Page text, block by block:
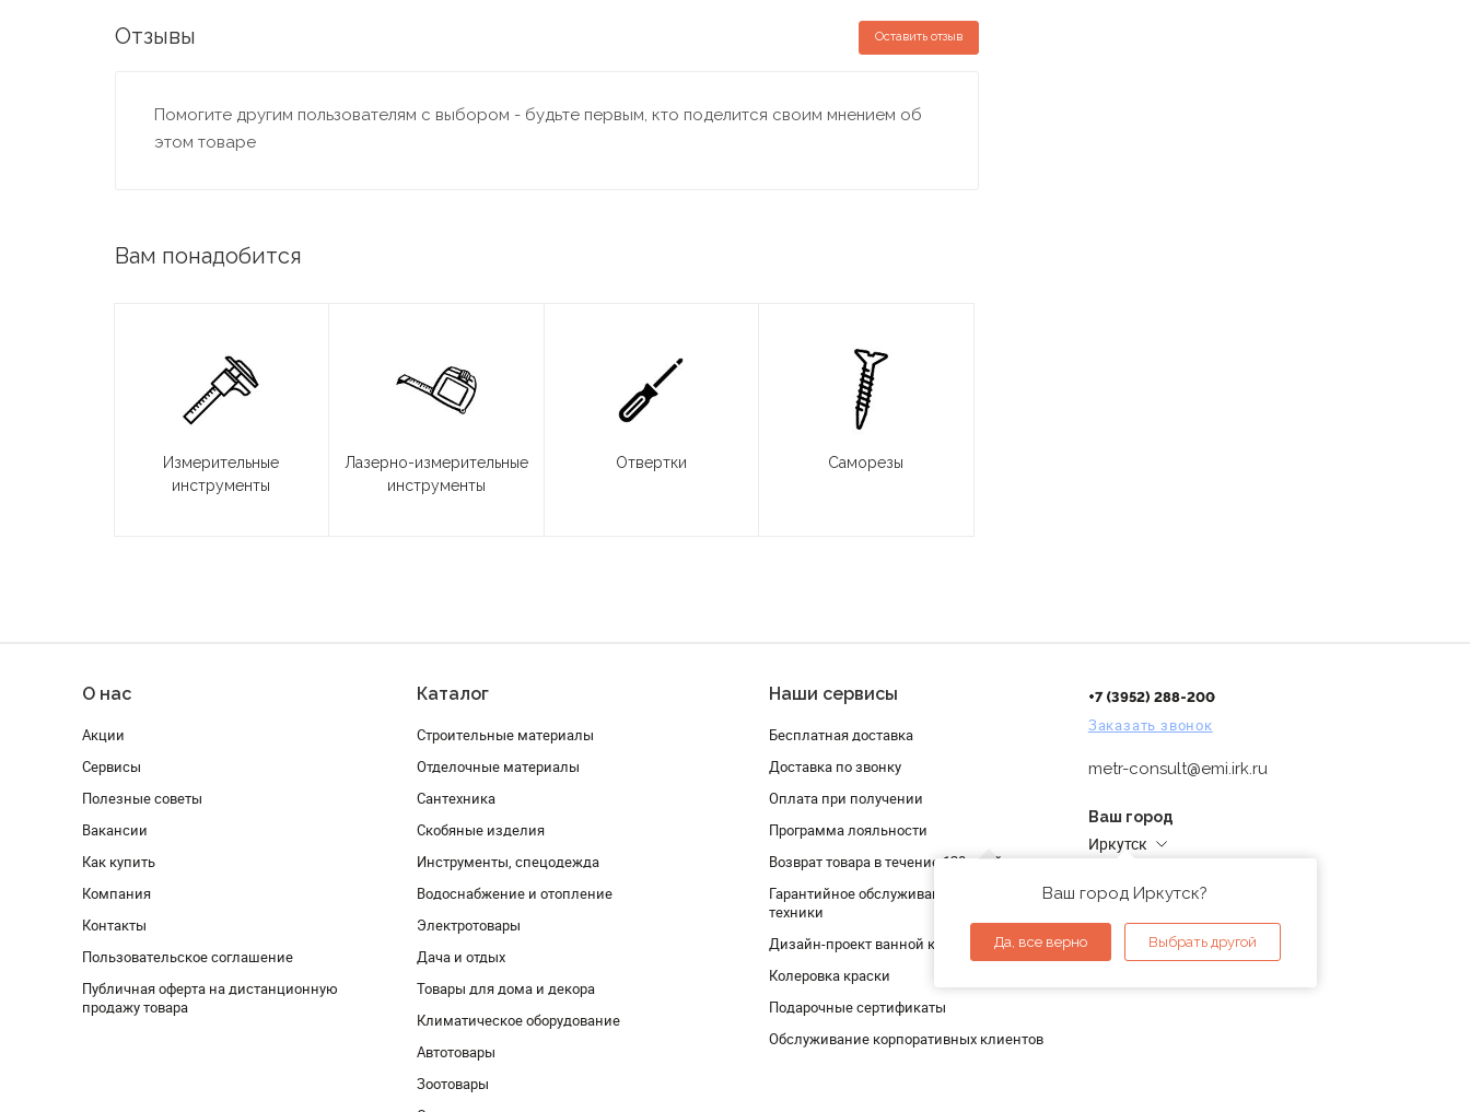
Отзывы Оставить отзыв
Помогите другим пользователям с выбором - будьте первым, кто поделится своим мнением об
этом товаре
Вам понадобится
Измерительные
инструменты
Лазерно-измерительные
инструменты
Отвертки Саморезы
О нас
Акции
Сервисы
Полезные советы
Вакансии
Как купить
Компания
Контакты
Пользовательское соглашение
Публичная оферта на дистанционную
продажу товара
Каталог
Строительные материалы
Отделочные материалы
Сантехника
Скобяные изделия
Инструменты, спецодежда
Водоснабжение и отопление
Электротовары
Дача и отдых
Товары для дома и декора
Климатическое оборудование
Автотовары
Зоотовары
Наши сервисы
Бесплатная доставка
Доставка по звонку
Оплата при получении
Программа лояльности
Возврат товара в течение 120 дней
Гарантийное обслуживание и проверка
техники
Дизайн-проект ванной комнаты
Колеровка краски
Подарочные сертификаты
Обслуживание корпоративных клиентов
+7 (3952) 288-200
Заказать звонок
metr-consult@emi.irk.ru
Ваш город
Иркутск
Ваш город Иркутск?
Да, все верно Выбрать другой